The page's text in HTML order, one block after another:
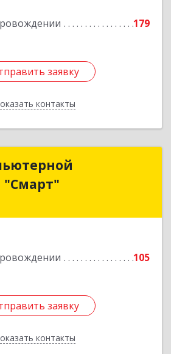
179
заявку
контакты
заявку
Назад
105
заявку
контакты
Компьютерной
Поддержки "Смарт"
заявку
Назад